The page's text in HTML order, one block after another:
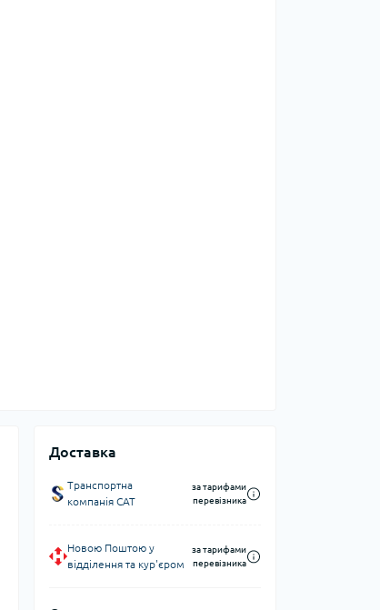
Доставка
Транспортна
компанія CAT
за тарифами
перевізника
Новою Поштою у
відділення та кур'єром
за тарифами
перевізника